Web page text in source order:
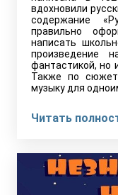
вдохновили
содержание
правильно
написать
произведение
фантастикой, но
Также по
музыку для
Читать